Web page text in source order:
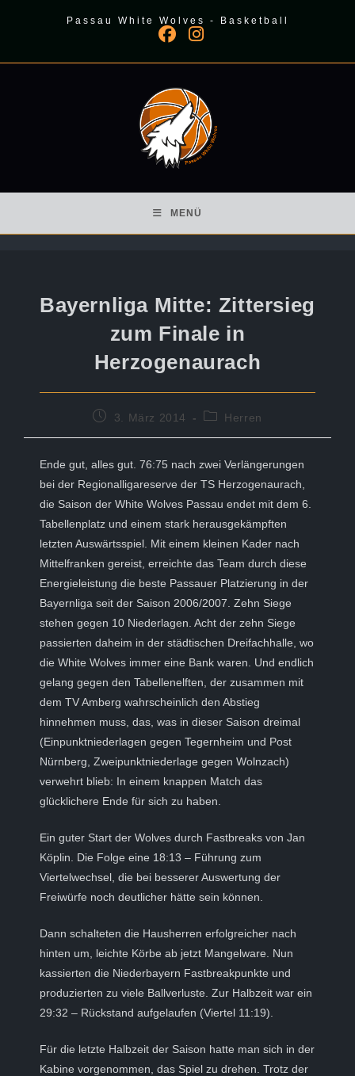
Passau White Wolves - Basketball
MENÜ
Bayernliga Mitte: Zittersieg
zum Finale in
Herzogenaurach
Beitrag3. März 2014
Beitrags-
Herren
Ende gut, alles gut. 76:75 nach zwei Verlängerungen
bei der Regionalligareserve der TS Herzogenaurach,
die Saison der White Wolves Passau endet mit dem 6.
Tabellenplatz und einem stark herausgekämpften
letzten Auswärtsspiel. Mit einem kleinen Kader nach
Mittelfranken gereist, erreichte das Team durch diese
Energieleistung die beste Passauer Platzierung in der
Bayernliga seit der Saison 2006/2007. Zehn Siege
stehen gegen 10 Niederlagen. Acht der zehn Siege
passierten daheim in der städtischen Dreifachhalle, wo
die White Wolves immer eine Bank waren. Und endlich
gelang gegen den Tabellenelften, der zusammen mit
dem TV Amberg wahrscheinlich den Abstieg
hinnehmen muss, das, was in dieser Saison dreimal
(Einpunktniederlagen gegen Tegernheim und Post
Nürnberg, Zweipunktniederlage gegen Wolnzach)
verwehrt blieb: In einem knappen Match das
glücklichere Ende für sich zu haben.
Ein guter Start der Wolves durch Fastbreaks von Jan
Köplin. Die Folge eine 18:13 – Führung zum
Viertelwechsel, die bei besserer Auswertung der
Freiwürfe noch deutlicher hätte sein können.
Dann schalteten die Hausherren erfolgreicher nach
hinten um, leichte Körbe ab jetzt Mangelware. Nun
kassierten die Niederbayern Fastbreakpunkte und
produzierten zu viele Ballverluste. Zur Halbzeit war ein
29:32 – Rückstand aufgelaufen (Viertel 11:19).
Für die letzte Halbzeit der Saison hatte man sich in der
Kabine vorgenommen, das Spiel zu drehen. Trotz der